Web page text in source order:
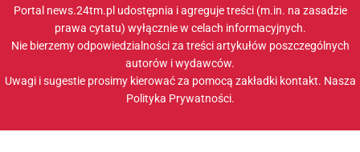
Portal news.24tm.pl udostępnia i agreguje treści (m.in. na zasadzie
prawa cytatu) wyłącznie w celach informacyjnych.
Nie bierzemy odpowiedzialności za treści artykułów poszczególnych
autorów i wydawców.
Uwagi i sugestie prosimy kierować za pomocą zakładki kontakt. Nasza
Polityka Prywatności.